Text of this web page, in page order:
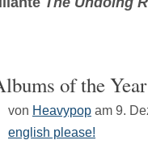
of the
von Heavypop am 9.
english please!